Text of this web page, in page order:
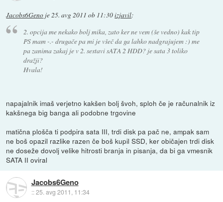
Jacobs6Geno je25. avg 2011 ob 11:30izjavil:
2. opcija me nekako bolj mika, zato ker ne vem (še vedno) kak tip
PS mam -.- drugače pa mi je všeč da ga lahko nadgrajujem :) me
pa zanima zakaj je v 2. sestavi sATA 2 HDD? je sata 3 toliko
dražji?
Hvala!
napajalnik imaš verjetno kakšen bolj švoh, sploh če je računalnik iz
kakšnega big banga ali podobne trgovine
matična plošča ti podpira sata III, trdi disk pa pač ne, ampak sam
ne boš opazil razlike razen če boš kupil SSD, ker običajen trdi disk
ne doseže dovolj velike hitrosti branja in pisanja, da bi ga vmesnik
SATA II oviral
Jacobs6Geno
::25. avg 2011, 11:34